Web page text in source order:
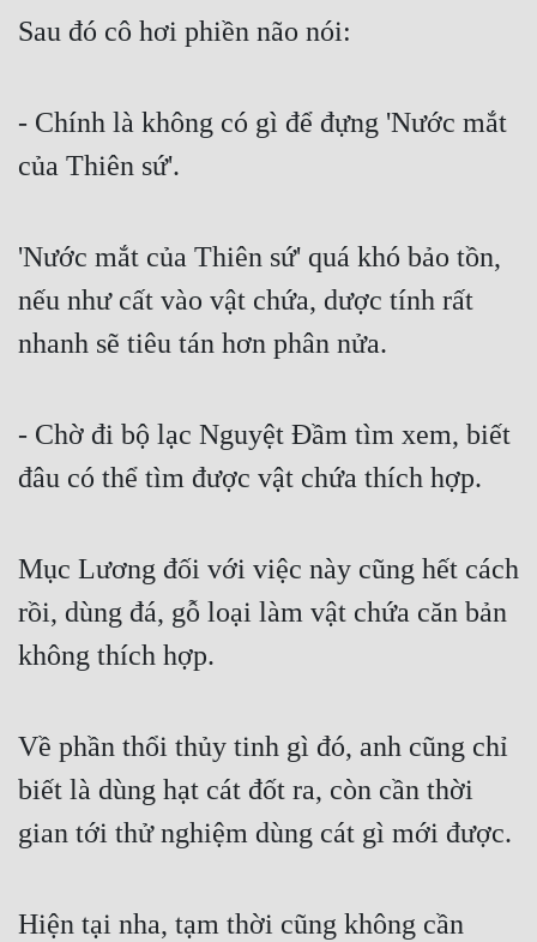
Sau đó cô hơi phiền não nói:
- Chính là không có gì để đựng 'Nước mắt
của Thiên sứ'.
'Nước mắt của Thiên sứ' quá khó bảo tồn,
nếu như cất vào vật chứa, dược tính rất
nhanh sẽ tiêu tán hơn phân nửa.
- Chờ đi bộ lạc Nguyệt Đầm tìm xem, biết
đâu có thể tìm được vật chứa thích hợp.
Mục Lương đối với việc này cũng hết cách
rồi, dùng đá, gỗ loại làm vật chứa căn bản
không thích hợp.
Về phần thổi thủy tinh gì đó, anh cũng chỉ
biết là dùng hạt cát đốt ra, còn cần thời
gian tới thử nghiệm dùng cát gì mới được.
Hiện tại nha, tạm thời cũng không cần